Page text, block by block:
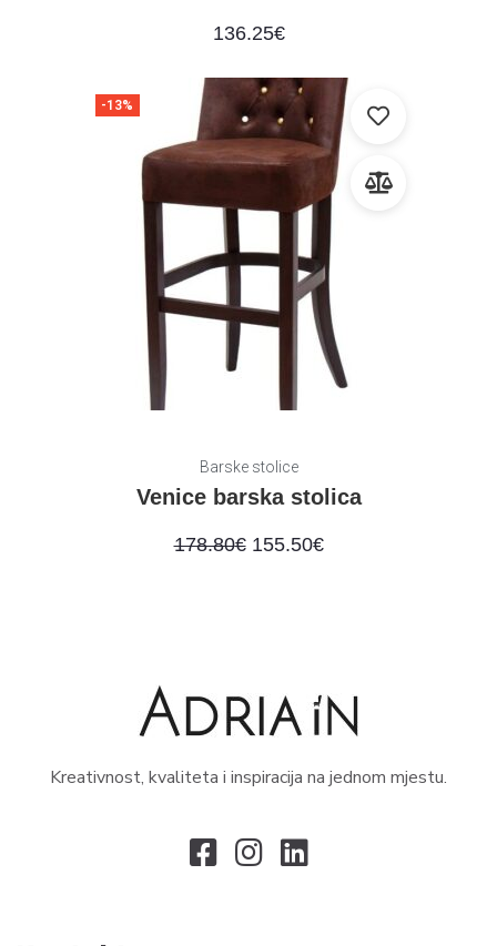
136.25€
-13%
Barske stolice
Venice barska stolica
178.80€ 155.50€
Kreativnost, kvaliteta i inspiracija na jednom mjestu.